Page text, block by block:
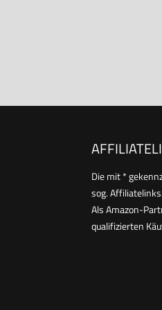
Die mit *
sog. Affiliatelinks.
Als Amazon-
qualifizierten